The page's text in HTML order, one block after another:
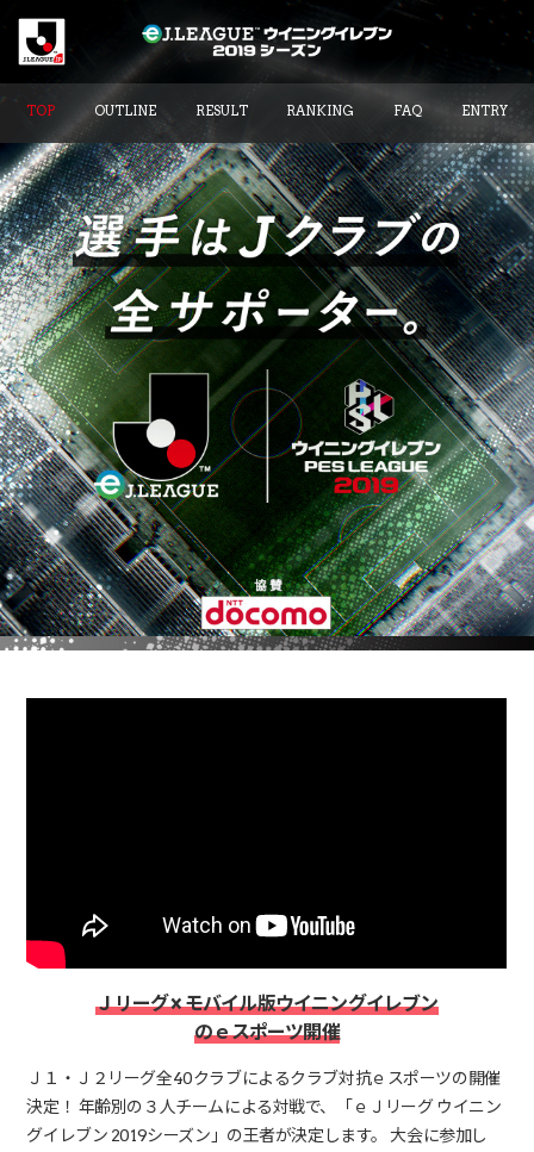
TOP OUTLINE RESULT RANKING FAQ ENTRY
Ｊリーグ × モバイル版ウイニングイレブン
のｅスポーツ開催
Ｊ１・Ｊ２リーグ全40クラブによるクラブ対抗ｅスポーツの開催
決定！ 年齢別の３人チームによる対戦で、「ｅＪリーグ ウイニン
グイレブン 2019シーズン」の王者が決定します。
大会に参加し